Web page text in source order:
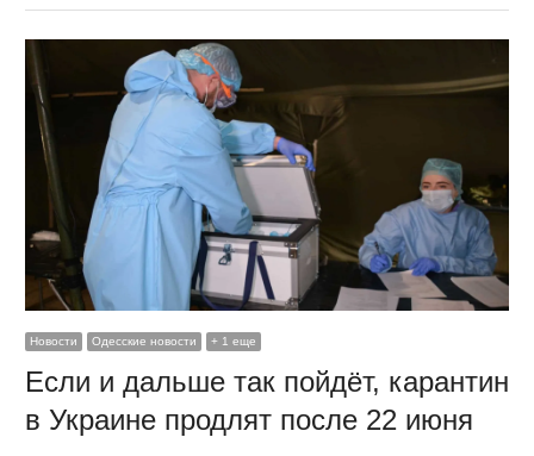
Новости Одесские новости + 1 еще
Если и дальше так пойдёт, карантин
в Украине продлят после 22 июня